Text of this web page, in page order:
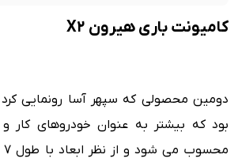
کامیونت باری هیرون X2
بود که بیشتر به عنوان خودروهای کار